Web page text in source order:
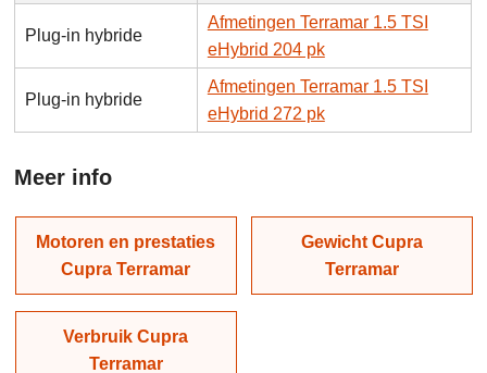
Plug-in hybride
Afmetingen Terramar 1.5 TSI
eHybrid 204 pk
Plug-in hybride
Afmetingen Terramar 1.5 TSI
eHybrid 272 pk
Meer info
Motoren en prestaties
Cupra Terramar
Gewicht Cupra
Terramar
Verbruik Cupra
Terramar